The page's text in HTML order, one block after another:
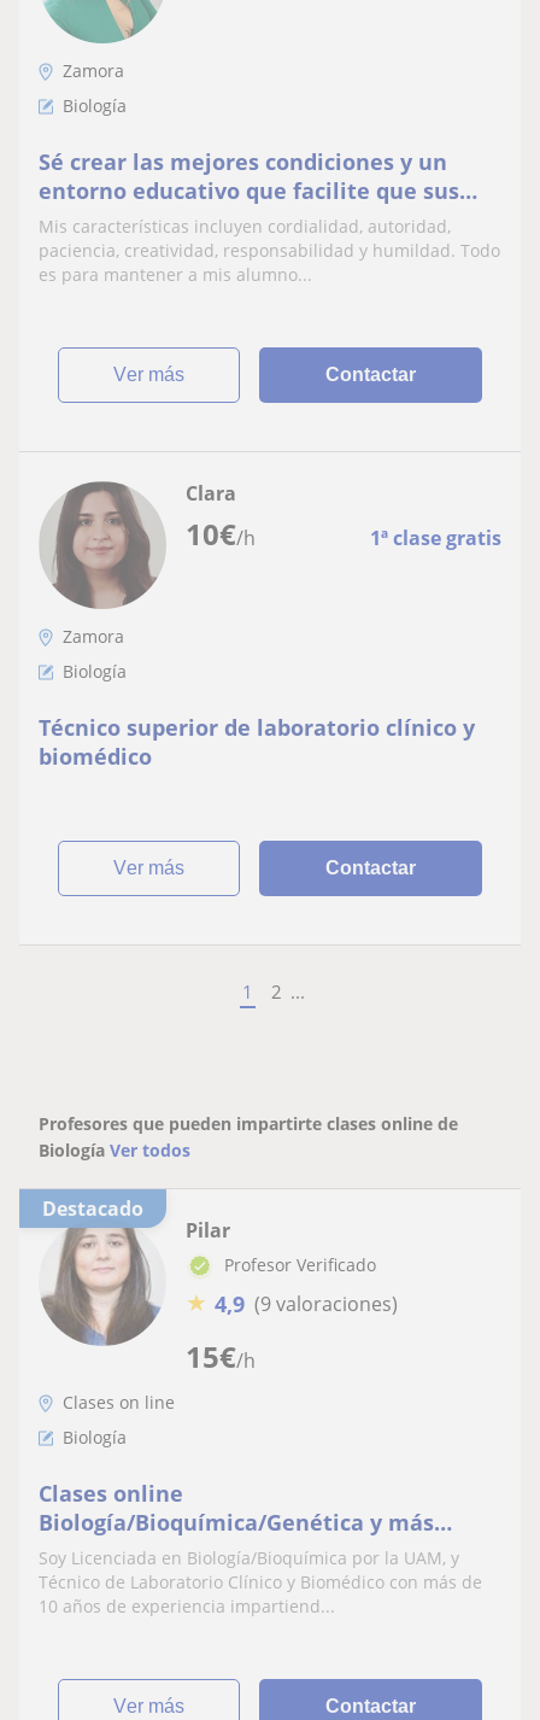
Zamora
Biología
Sé crear las mejores condiciones y un
entorno educativo que facilite que sus
alumnos aprendan. Reuno un amplio
abanico de habilidades personales y
profesionales. Además del conocimiento
Mis características incluyen cordialidad, autoridad,
paciencia, creatividad, responsabilidad y humildad. Todo
es para mantener a mis alumno...
ver más Contactar
10€/h 1ª clase gratis
Clara
Zamora
Biología
Técnico superior de laboratorio clínico y
biomédico
ver más Contactar
1 2 ...
Profesores que pueden impartirte clases online de
Biología Ver todos
Destacado
15€/h
Pilar
Profesor Verificado
★ 4,9 (9 valoraciones)
Clases on line
Biología
Clases online
Biología/Bioquímica/Genética y más
(tarde-noche)
Soy Licenciada en Biología/Bioquímica por la UAM, y
Técnico de Laboratorio Clínico y Biomédico con más de
10 años de experiencia impartiend...
ver más Contactar